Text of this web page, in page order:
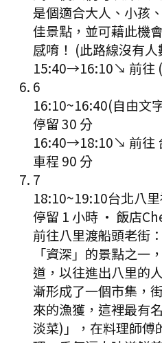
是個適合大人、小孩
佳景點，並可藉此機
感唷！ (此路線沒有人
15:40→16:10↘ 前往
6
16:10~16:40(自由文
停留 30 分
16:40→18:10↘ 前往
車程 90 分
7
18:10~19:10台北八
停留 1 小時 · 飯店
前往八里渡船頭老街
「資深」的景點之一
道，以往進出八里的
漸形成了一個市集，
來的漁獲，這裡最有
淡菜)」，在料理師傅